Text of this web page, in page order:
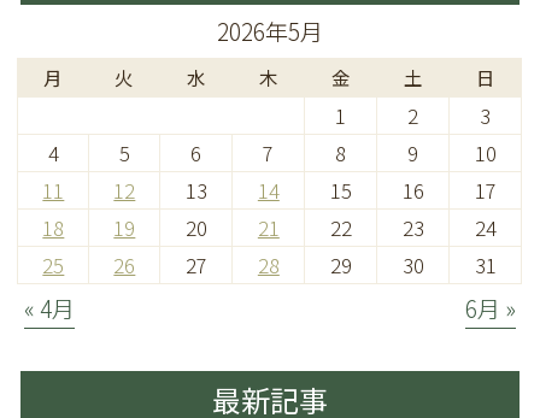
2026年5月
月 火 水 木 金 土 日
1 2
3
4
5 6 7 8 9
10
11
12 13 14 15 16
17
18
19 20 21 22 23
24
25
26 27 28 29 30 31
« 4月 6月 »
最新記事